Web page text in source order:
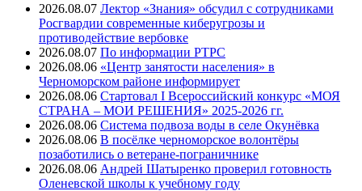
2026.08.07 Лектор «Знания» обсудил с сотрудниками
Росгвардии современные киберугрозы и
противодействие вербовке
2026.08.07 ⁠По информации РТРС
2026.08.06 «Центр занятости населения» в
Черноморском районе информирует
2026.08.06 Стартовал I Всероссийский конкурс «МОЯ
СТРАНА – МОИ РЕШЕНИЯ» 2025-2026 гг.
2026.08.06 Система подвоза воды в селе Окунёвка
2026.08.06 В посёлке черноморское волонтёры
позаботились о ветеране-пограничнике
2026.08.06 Андрей Шатыренко проверил готовность
Оленевской школы к учебному году